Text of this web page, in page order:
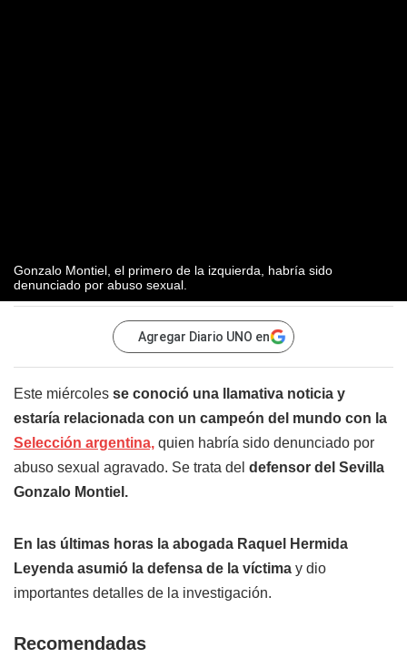
Gonzalo Montiel, el primero de la izquierda, habría sido
denunciado por abuso sexual.
Agregar Diario UNO en
Este miércoles se conoció una llamativa noticia y
estaría relacionada con un campeón del mundo con la
Selección argentina, quien habría sido denunciado por
abuso sexual agravado. Se trata del defensor del Sevilla
Gonzalo Montiel.
En las últimas horas la abogada Raquel Hermida
Leyenda asumió la defensa de la víctima y dio
importantes detalles de la investigación.
Recomendadas